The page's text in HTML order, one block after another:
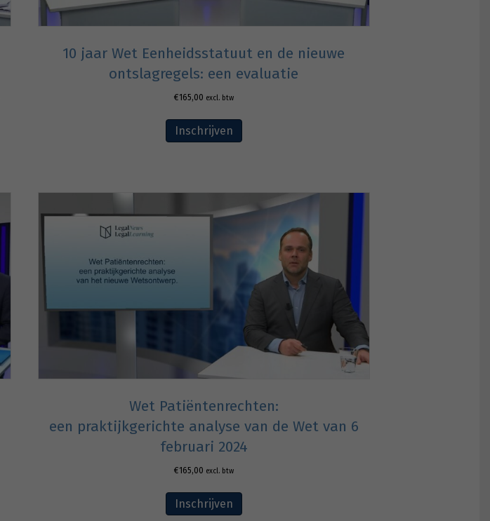
10 jaar Wet Eenheidsstatuut en de nieuwe
ontslagregels: een evaluatie
€165,00 excl. btw
Inschrijven
Wet Patiëntenrechten:
een praktijkgerichte analyse van de Wet van 6
februari 2024
€165,00 excl. btw
Inschrijven